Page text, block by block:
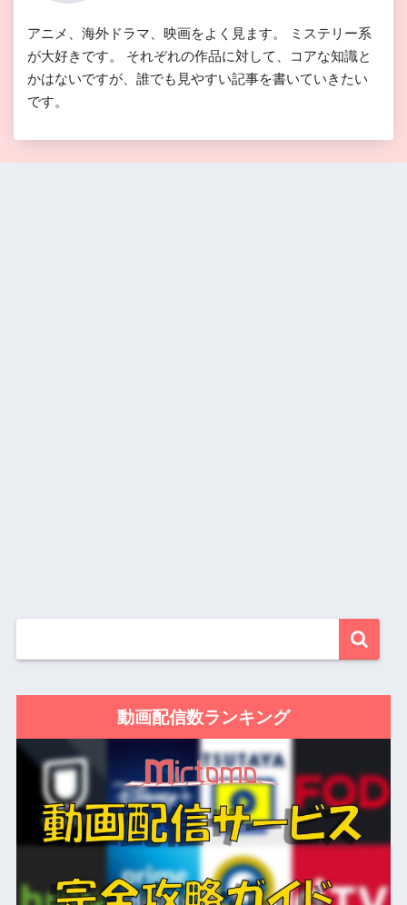
アニメ、海外ドラマ、映画をよく見ます。 ミステリー系
が大好きです。 それぞれの作品に対して、コアな知識と
かはないですが、誰でも見やすい記事を書いていきたい
です。
動画配信数ランキング